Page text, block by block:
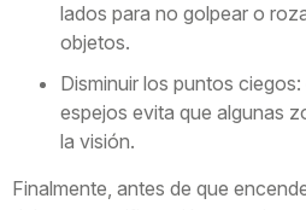
lados para no golpear o
objetos.
Disminuir los puntos
espejos evita que algunas
la visión.
Finalmente, antes de que